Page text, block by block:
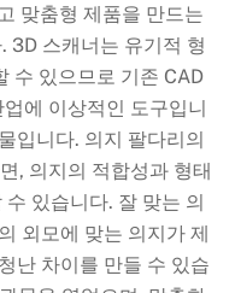
맞춤형 제품을 만드는
3D 스캐너는 유기적 형
수 있으므로 기존 CAD
에 이상적인 도구입니
입니다. 의지 팔다리의
, 의지의 적합성과 형태
있습니다. 잘 맞는 의
외모에 맞는 의지가 제
난 차이를 만들 수 있습